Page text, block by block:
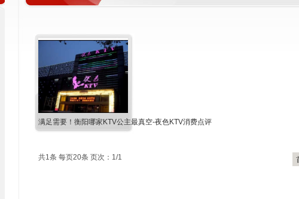
满足需要！衡阳哪家KTV公主最真空-夜色KTV消费点评
共1条 每页20条 页次：1/1